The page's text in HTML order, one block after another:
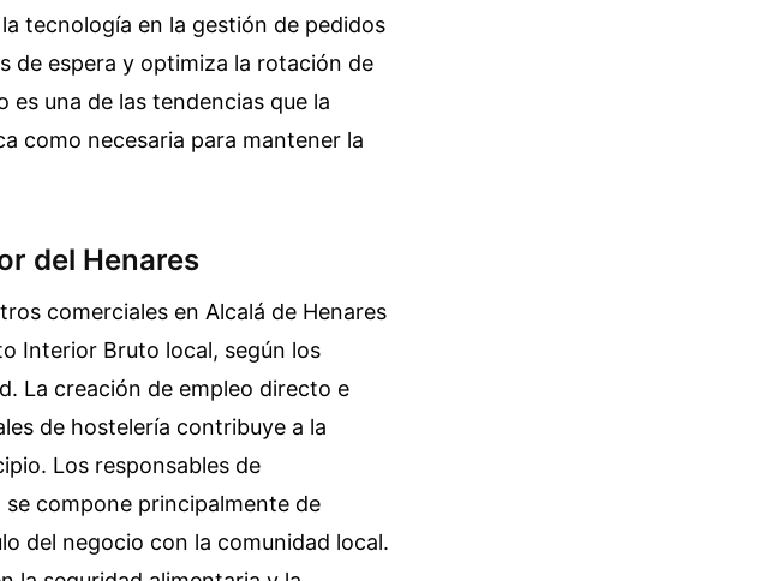
tecnología en la gestión de pedidos
de espera y optimiza la rotación de
es una de las tendencias que la
como necesaria para mantener la
del Henares
comerciales en Alcalá de Henares
Interior Bruto local, según los
La creación de empleo directo e
de hostelería contribuye a la
Los responsables de
compone principalmente de
del negocio con la comunidad local.